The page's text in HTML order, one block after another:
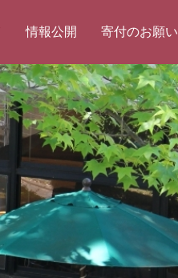
情報公開 寄付のお願い